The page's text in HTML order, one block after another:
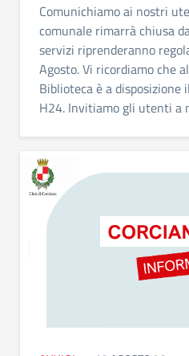
Comunichiamo ai nostri
comunale rimarrà chiusa
servizi riprenderanno
Agosto. Vi ricordiamo che
Biblioteca è a disposizione
H24. Invitiamo gli utenti a